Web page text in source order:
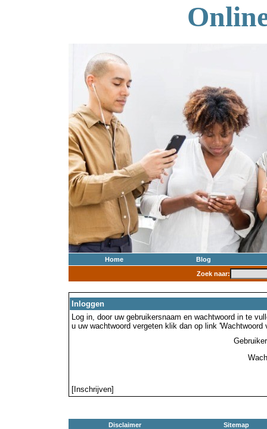
Home
Blog
Zoek naar:
Inloggen
Log in, door uw gebruikersnaam en wachtwoord in te
u uw wachtwoord vergeten klik dan op link 'Wachtwoord
[Inschrijven]
Disclaimer Sitemap